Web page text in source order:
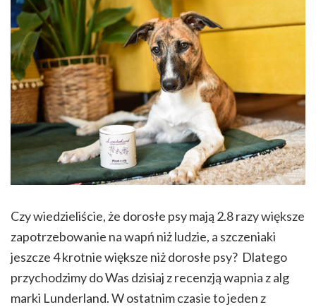
Czy wiedzieliście, że dorosłe psy mają 2.8 razy większe
zapotrzebowanie na wapń niż ludzie, a szczeniaki
jeszcze 4 krotnie większe niż dorosłe psy? Dlatego
przychodzimy do Was dzisiaj z recenzją wapnia z alg
marki Lunderland. W ostatnim czasie to jeden z